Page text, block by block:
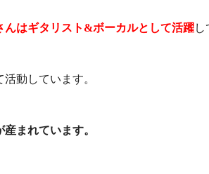
んはギタリスト&ボーカルとして活躍し
動しています。
まれています。